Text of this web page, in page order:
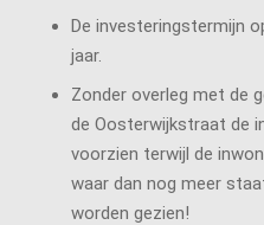
De investeringstermijn
jaar.
Zonder overleg met de
de Oosterwijkstraat de
voorzien terwijl de
waar dan nog meer
worden gezien!